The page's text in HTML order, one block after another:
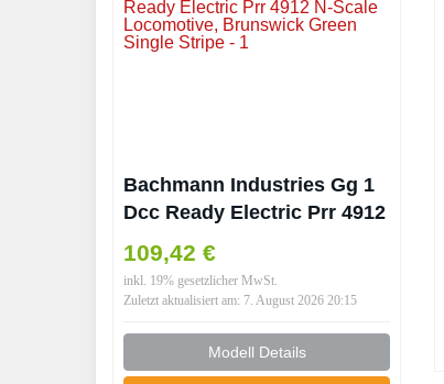
Bachmann Industries Gg 1
Dcc Ready Electric Prr 4912
N-Scale Locomotive,
Brunswick Green Single
Stripe
109,42 €
inkl. 19% gesetzlicher MwSt.
Zuletzt aktualisiert am: 7. August 2026 20:15
Modell Details